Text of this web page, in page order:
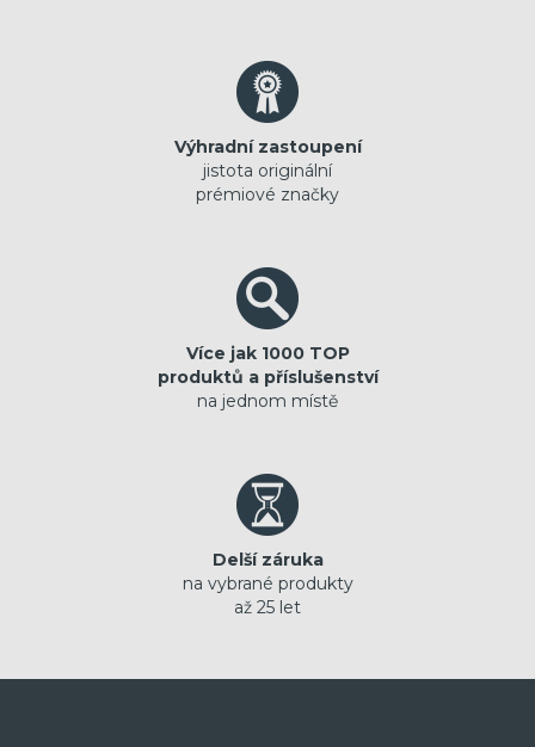
Výhradní zastoupení
jistota originální
prémiové značky
Více jak 1000 TOP
produktů a příslušenství
na jednom místě
Delší záruka
na vybrané produkty
až 25 let